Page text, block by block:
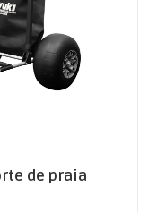
de praia